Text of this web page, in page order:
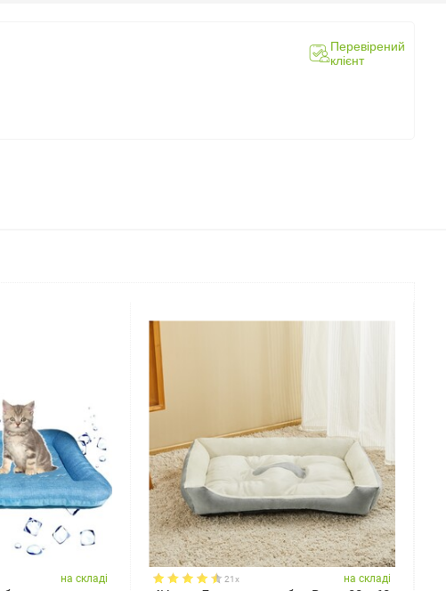
Перевірений
клієнт
на складі 21x на складі